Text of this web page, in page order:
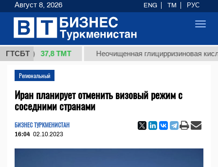
ГТСБТ
37,8 ТМТ Неочищенная глицирризиновая кислота
Региональный
Иран планирует отменить визовый режим с
соседними странами
БИЗНЕС ТУРКМЕНИСТАН
16:04 02.10.2023
Август 8, 2026 ENG TM РУС